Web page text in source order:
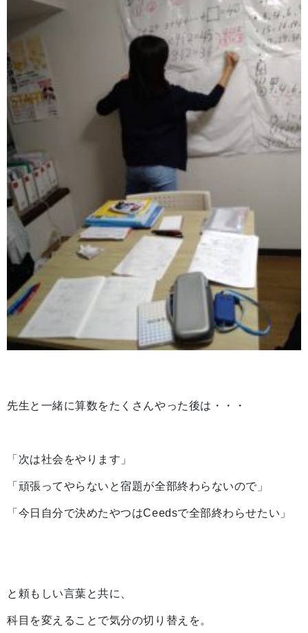
先生と一緒に算数をたくさんやった後は・・・
「次は社会をやります」
「頑張ってやらないと宿題が全部終わらないので」
「今日自分で決めたやつはCeedsで全部終わらせたい」
と頼もしい言葉と共に、
科目を変えることで気分の切り替えを。